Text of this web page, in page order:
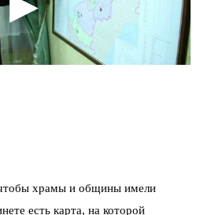
храмы и общины имели
есть карта, на которой